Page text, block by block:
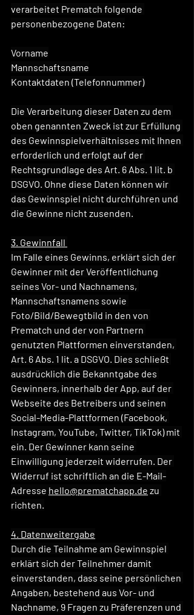
verarbeitet Prematch folgende
personenbezogene Daten:
Vorname
Mannschaftsname
Kontaktdaten (Telefonnummer)
Die Verarbeitung dieser Daten zu dem
oben genannten Zweck ist zur Erfüllung
des Gewinnspielverhältnisses mit Ihnen
erforderlich und erfolgt auf der
Rechtsgrundlage des Art. 6 Abs. 1 lit. b
DSGVO. Ohne diese Daten können wir
das Gewinnspiel nicht durchführen und
die Gewinne nicht zusenden.
3. Gewinnfall
Im Falle eines Gewinns, erklärt sich der
Gewinner mit der Veröffentlichung
seines Vor- und Nachnamens,
Mannschaftsnamens sowie
Foto/Bild/Bewegtbild in den von
Prematch und der von Partnern
genutzten Plattformen einverstanden,
Art. 6 Abs. 1 lit. a DSGVO. Dies schließt
ausdrücklich die Bekanntgabe des
Gewinners, innerhalb der App, auf der
Webseite des Betreibers und seinen
Social-Media-Plattformen (Facebook,
Instagram, YouTube, Twitter, TikTok) mit
ein. Der Gewinner kann seine
Einwilligung jederzeit widerrufen. Der
Widerruf ist schriftlich an die E-Mail-
Adresse hello@prematchapp.de zu
richten.
4. Datenweitergabe
Durch die Teilnahme am Gewinnspiel
erklärt sich der Teilnehmer damit
einverstanden, dass seine persönlichen
Angaben, bestehend aus Vor- und
Nachname, 9 Fragen zu Präferenzen und